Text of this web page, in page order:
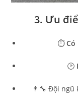
3. Ưu
⏱
🕑
👨‍🔧 Đội